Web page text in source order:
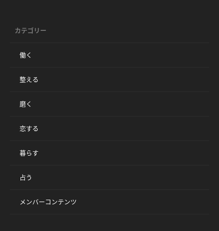
カテゴリー
働く
整える
磨く
恋する
暮らす
占う
メンバーコンテンツ